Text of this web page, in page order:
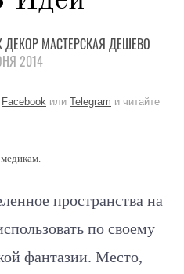
ДЕКОР МАСТЕРСКАЯ ДЕШЕВО
2014
Facebook или Telegram и читайте
пространства на
по своему
фантазии. Место,